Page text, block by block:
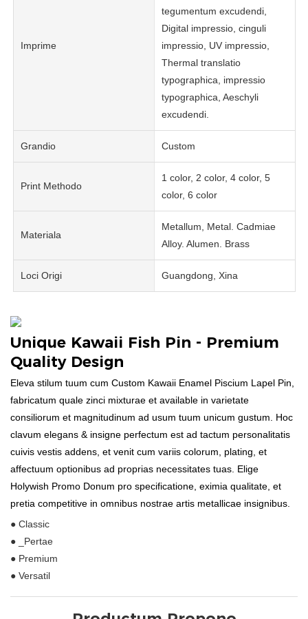
Imprime
tegumentum excudendi,
Digital impressio, cinguli
impressio, UV impressio,
Thermal translatio
typographica, impressio
typographica, Aeschyli
excudendi.
Grandio Custom
Print Methodo
1 color, 2 color, 4 color, 5
color, 6 color
Materiala
Metallum, Metal. Cadmiae
Alloy. Alumen. Brass
Loci Origi Guangdong, Xina
Unique Kawaii Fish Pin - Premium
Quality Design
Eleva stilum tuum cum Custom Kawaii Enamel Piscium Lapel Pin,
fabricatum quale zinci mixturae et available in varietate
consiliorum et magnitudinum ad usum tuum unicum gustum. Hoc
clavum elegans & insigne perfectum est ad tactum personalitatis
cuivis vestis addens, et venit cum variis colorum, plating, et
affectuum optionibus ad proprias necessitates tuas. Elige
Holywish Promo Donum pro specificatione, eximia qualitate, et
pretia competitive in omnibus nostrae artis metallicae insignibus.
● Classic
● _Pertae
● Premium
● Versatil